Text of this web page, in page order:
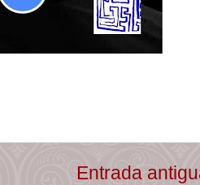
Entrada